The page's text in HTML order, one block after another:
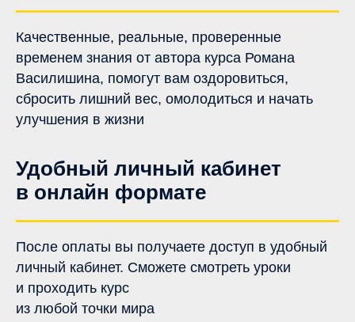
Качественные, реальные, проверенные
временем знания от автора курса Романа
Василишина, помогут вам оздоровиться,
сбросить лишний вес, омолодиться и начать
улучшения в жизни
Удобный личный кабинет
в онлайн формате
После оплаты вы получаете доступ в удобный
личный кабинет. Сможете смотреть уроки
и проходить курс
из любой точки мира